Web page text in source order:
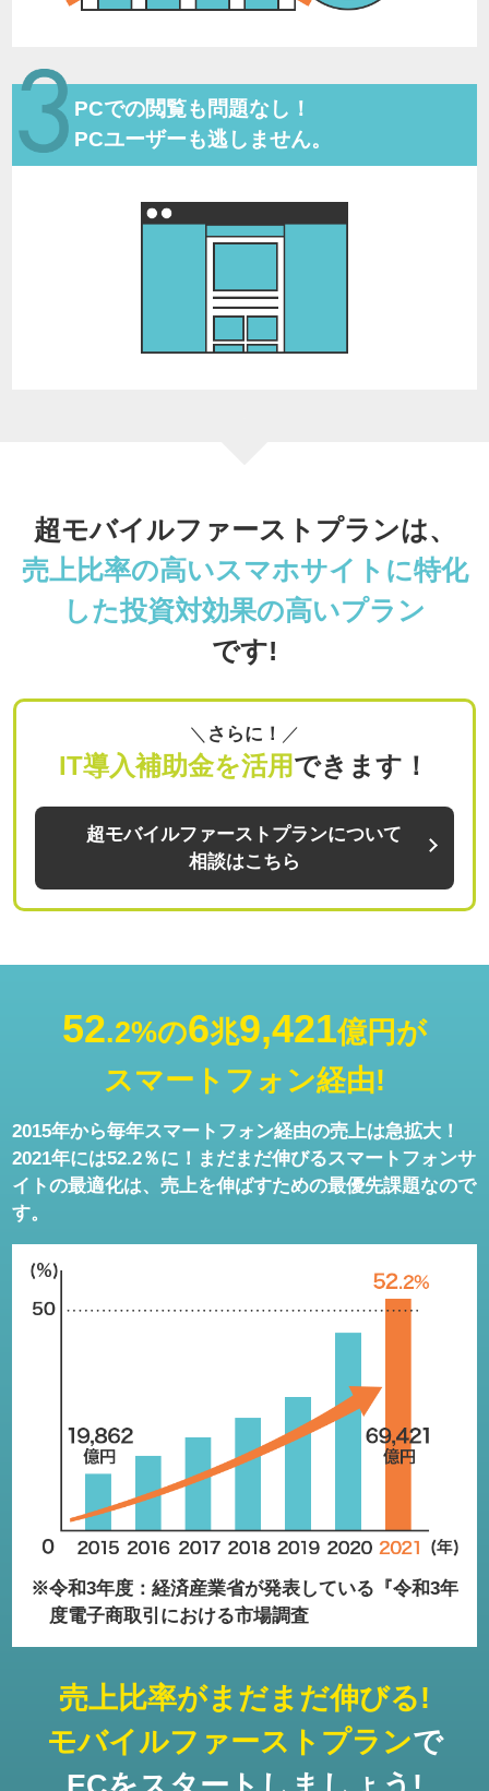
PCでの閲覧も問題なし！
PCユーザーも逃しません。
超モバイルファーストプランは、
売上比率の高いスマホサイトに特化
した投資対効果の高いプラン
です!
さらに！
IT導入補助金を活用できます！
超モバイルファーストプランについて
相談はこちら
52.2%の6兆9,421億円が
スマートフォン経由!
2015年から毎年スマートフォン経由の売上は急拡大！
2021年には52.2％に！まだまだ伸びるスマートフォンサ
イトの最適化は、売上を伸ばすための最優先課題なので
す。
※令和3年度：経済産業省が発表している『令和3年
度電子商取引における市場調査
売上比率がまだまだ伸びる!
モバイルファーストプランで